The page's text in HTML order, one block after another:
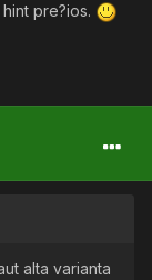
pre?ios.
alta varianta